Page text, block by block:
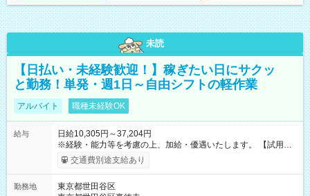
未読
【日払い・未経験歓迎！】稼ぎたい日にサクッ
と勤務！単発・週1日～自由シフトの軽作業
アルバイト 職種未経験OK
給与
日給10,305円～37,204円
※経験・能力等を考慮の上、加給・優遇いたします。 【試用期
間】試用期間なし
交通費別途支給あり
勤務地
東京都世田谷区